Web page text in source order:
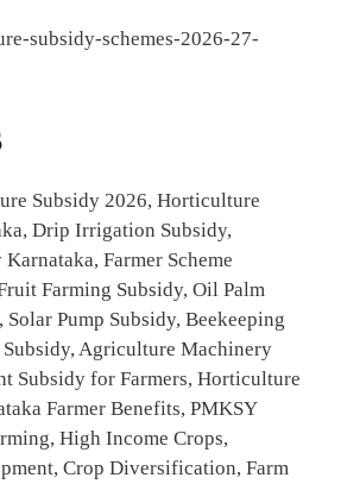
subsidy-schemes-2026-27-
Subsidy 2026, Horticulture
Drip Irrigation Subsidy,
Farmer Scheme
Farming Subsidy, Oil Palm
Pump Subsidy, Beekeeping
Subsidy, Agriculture Machinery
Subsidy for Farmers, Horticulture
Farmer Benefits, PMKSY
High Income Crops,
Crop Diversification, Farm